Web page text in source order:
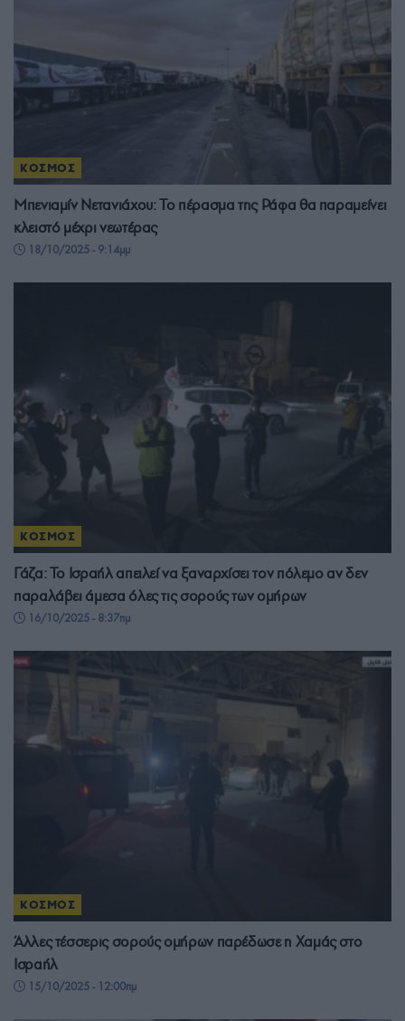
ΚΟΣΜΟΣ
Μπενιαμίν Νετανιάχου: Το πέρασμα της Ράφα θα παραμείνει
κλειστό μέχρι νεωτέρας
18/10/2025 - 9:14μμ
ΚΟΣΜΟΣ
Γάζα: Το Ισραήλ απειλεί να ξαναρχίσει τον πόλεμο αν δεν
παραλάβει άμεσα όλες τις σορούς των ομήρων
16/10/2025 - 8:37πμ
ΚΟΣΜΟΣ
Άλλες τέσσερις σορούς ομήρων παρέδωσε η Χαμάς στο
Ισραήλ
15/10/2025 - 12:00πμ